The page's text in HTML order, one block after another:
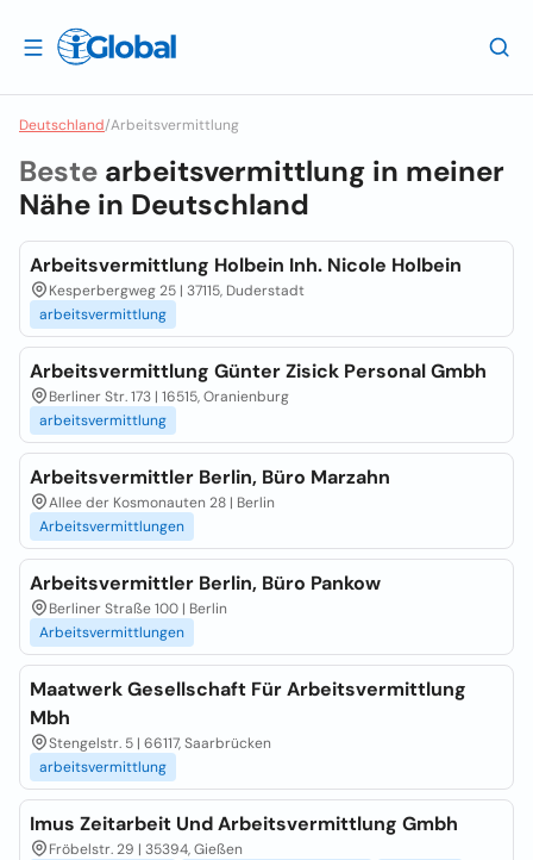
Deutschland/Arbeitsvermittlung
Beste arbeitsvermittlung in meiner
Nähe in Deutschland
Arbeitsvermittlung Holbein Inh. Nicole Holbein
Kesperbergweg 25 | 37115, Duderstadt
arbeitsvermittlung
Arbeitsvermittlung Günter Zisick Personal Gmbh
Berliner Str. 173 | 16515, Oranienburg
arbeitsvermittlung
Arbeitsvermittler Berlin, Büro Marzahn
Allee der Kosmonauten 28 | Berlin
Arbeitsvermittlungen
Arbeitsvermittler Berlin, Büro Pankow
Berliner Straße 100 | Berlin
Arbeitsvermittlungen
Maatwerk Gesellschaft Für Arbeitsvermittlung
Mbh
Stengelstr. 5 | 66117, Saarbrücken
arbeitsvermittlung
Imus Zeitarbeit Und Arbeitsvermittlung Gmbh
Fröbelstr. 29 | 35394, Gießen